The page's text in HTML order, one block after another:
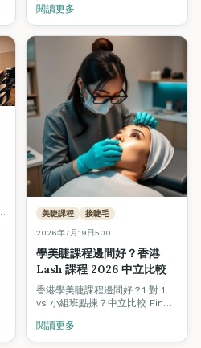
主真正要求邊種認證，並比較各
學院嘅就業支援模式。
閱讀更多
美睫課程 接睫毛
2026年7月19日500
學美睫課程邊間好？香港
Lash 課程 2026 中立比較
香港學美睫課程邊間好？1 對 1
vs 小組班點揀？中立比較 Fine
等 lash 課程學費、真人模特
兒、認證、實習睫毛量、就業支
閱讀更多